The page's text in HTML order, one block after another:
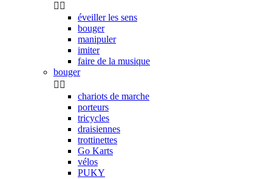
 
éveiller les sens
bouger
manipuler
imiter
faire de la musique
bouger
 
chariots de marche
porteurs
tricycles
draisiennes
trottinettes
Go Karts
vélos
PUKY